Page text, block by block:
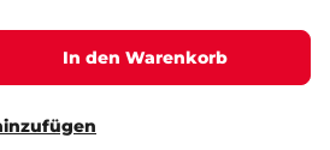
In den Warenkorb